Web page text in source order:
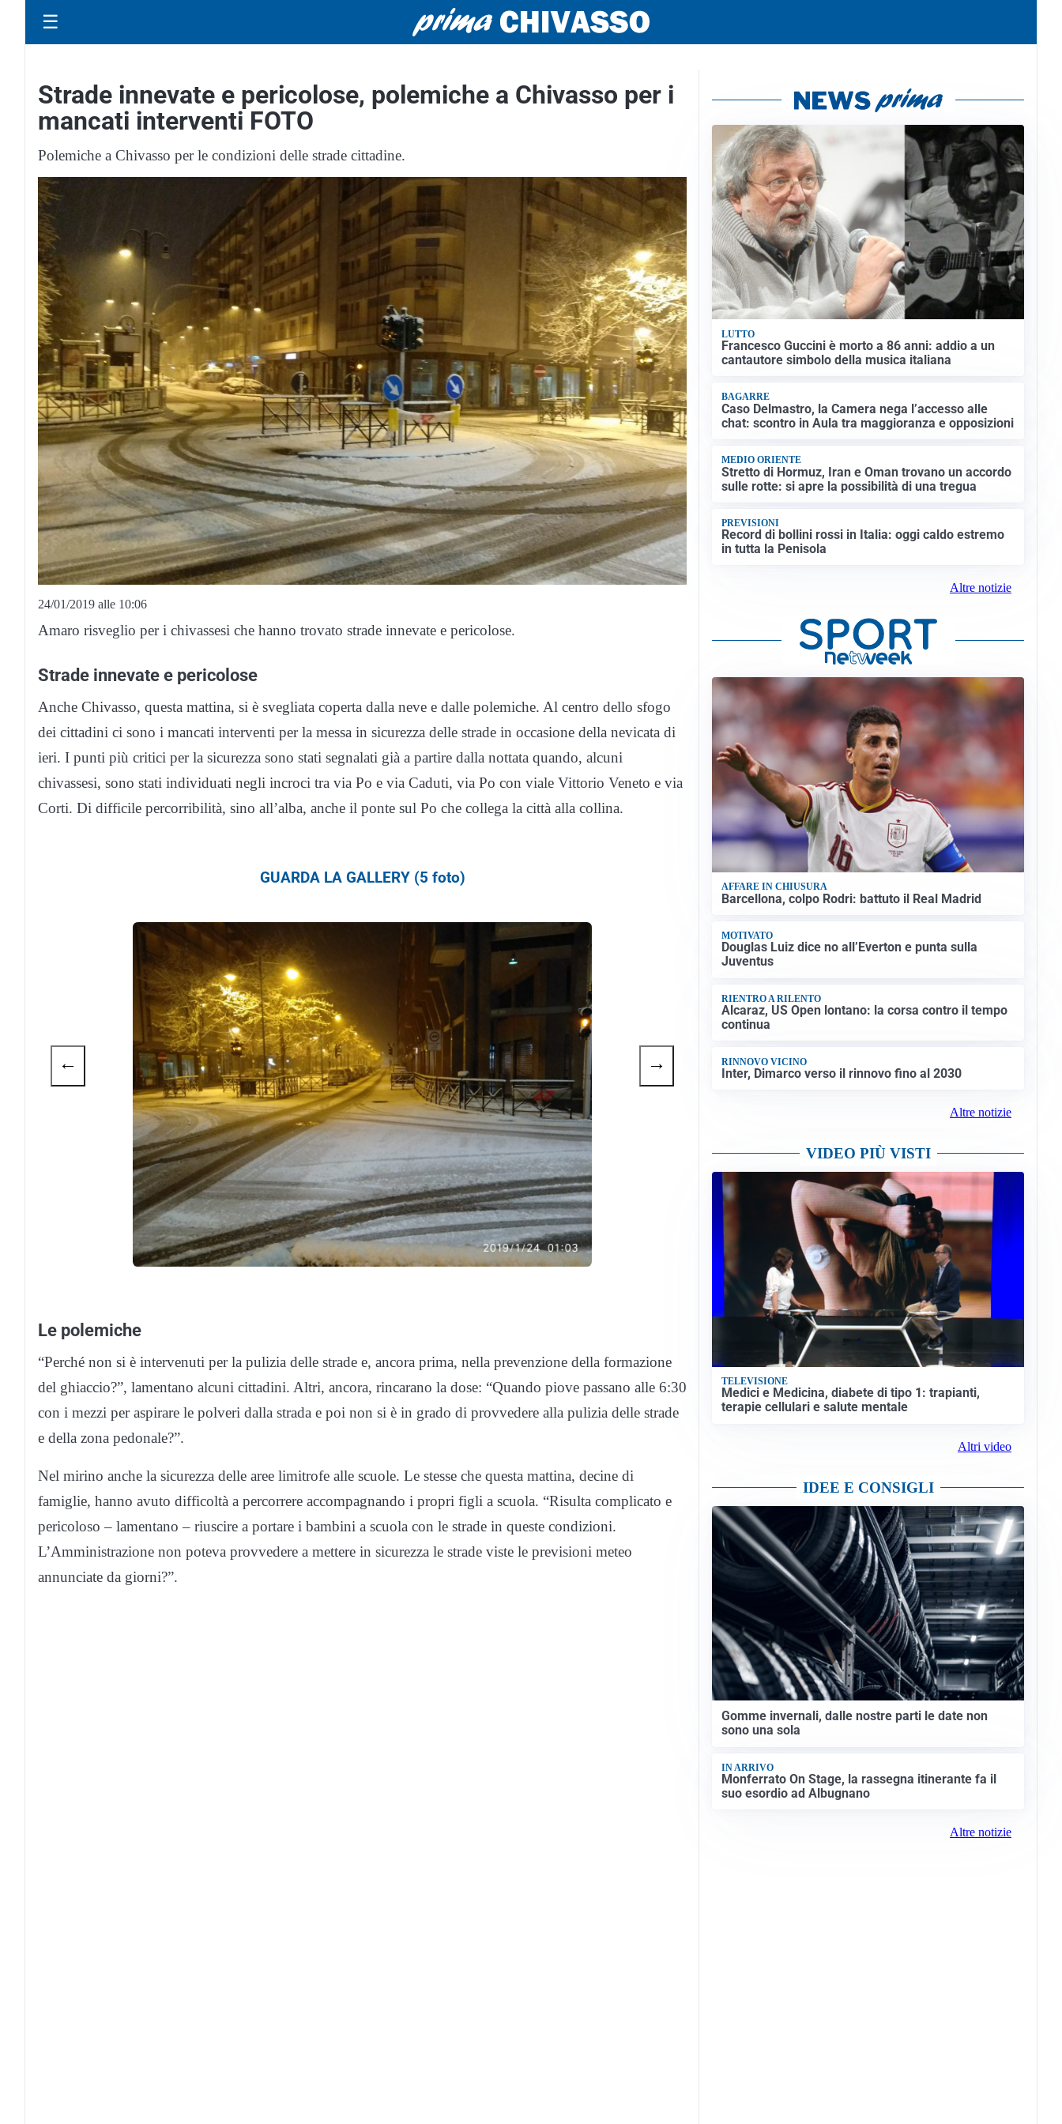
☰
Strade innevate e pericolose, polemiche a Chivasso per i
mancati interventi FOTO
Polemiche a Chivasso per le condizioni delle strade cittadine.
24/01/2019 alle 10:06
Amaro risveglio per i chivassesi che hanno trovato strade innevate e pericolose.
Strade innevate e pericolose
Anche Chivasso, questa mattina, si è svegliata coperta dalla neve e dalle polemiche. Al centro dello sfogo
dei cittadini ci sono i mancati interventi per la messa in sicurezza delle strade in occasione della nevicata di
ieri. I punti più critici per la sicurezza sono stati segnalati già a partire dalla nottata quando, alcuni
chivassesi, sono stati individuati negli incroci tra via Po e via Caduti, via Po con viale Vittorio Veneto e via
Corti. Di difficile percorribilità, sino all’alba, anche il ponte sul Po che collega la città alla collina.
GUARDA LA GALLERY (5 foto)
← →
Le polemiche
“Perché non si è intervenuti per la pulizia delle strade e, ancora prima, nella prevenzione della formazione
del ghiaccio?”, lamentano alcuni cittadini. Altri, ancora, rincarano la dose: “Quando piove passano alle 6:30
con i mezzi per aspirare le polveri dalla strada e poi non si è in grado di provvedere alla pulizia delle strade
e della zona pedonale?”.
Nel mirino anche la sicurezza delle aree limitrofe alle scuole. Le stesse che questa mattina, decine di
famiglie, hanno avuto difficoltà a percorrere accompagnando i propri figli a scuola. “Risulta complicato e
pericoloso – lamentano – riuscire a portare i bambini a scuola con le strade in queste condizioni.
L’Amministrazione non poteva provvedere a mettere in sicurezza le strade viste le previsioni meteo
annunciate da giorni?”.
LUTTO
Francesco Guccini è morto a 86 anni: addio a un
cantautore simbolo della musica italiana
BAGARRE
Caso Delmastro, la Camera nega l’accesso alle
chat: scontro in Aula tra maggioranza e opposizioni
MEDIO ORIENTE
Stretto di Hormuz, Iran e Oman trovano un accordo
sulle rotte: si apre la possibilità di una tregua
PREVISIONI
Record di bollini rossi in Italia: oggi caldo estremo
in tutta la Penisola
Altre notizie
AFFARE IN CHIUSURA
Barcellona, colpo Rodri: battuto il Real Madrid
MOTIVATO
Douglas Luiz dice no all’Everton e punta sulla
Juventus
RIENTRO A RILENTO
Alcaraz, US Open lontano: la corsa contro il tempo
continua
RINNOVO VICINO
Inter, Dimarco verso il rinnovo fino al 2030
Altre notizie
VIDEO PIÙ VISTI
TELEVISIONE
Medici e Medicina, diabete di tipo 1: trapianti,
terapie cellulari e salute mentale
Altri video
IDEE E CONSIGLI
Gomme invernali, dalle nostre parti le date non
sono una sola
IN ARRIVO
Monferrato On Stage, la rassegna itinerante fa il
suo esordio ad Albugnano
Altre notizie